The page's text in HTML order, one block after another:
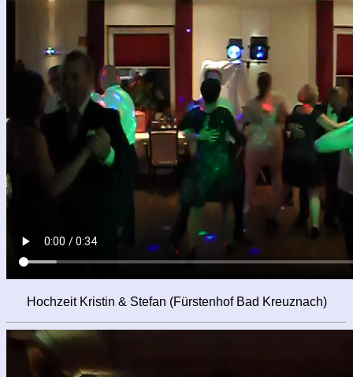
Hochzeit Kristin & Stefan (Fürstenhof Bad Kreuznach)